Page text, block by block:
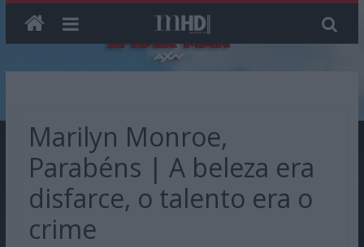
contentMarilyn Monroe,
Parabéns | A beleza era
disfarce, o talento era o
crime